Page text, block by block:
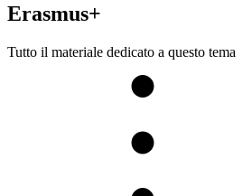
Erasmus+
Tutto il materiale dedicato a questo tema